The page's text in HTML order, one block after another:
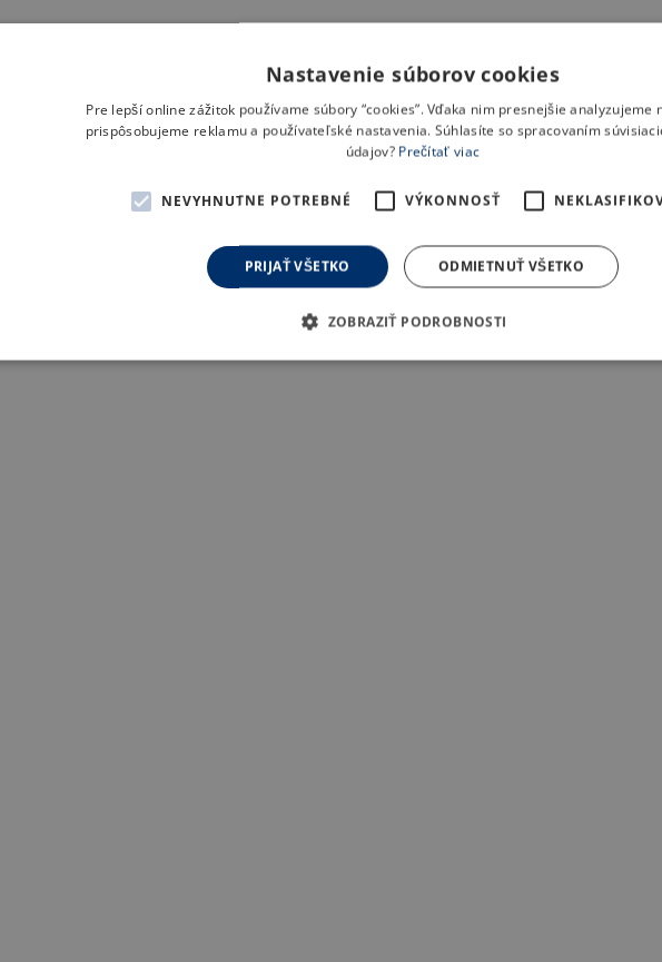
Nastavenie súborov cookies
Pre lepší online zážitok používame súbory “cookies”. Vďaka nim presnejšie analyzujeme
prispôsobujeme reklamu a používateľské nastavenia. Súhlasíte so spracovaním
údajov? Prečítať viac
NEVYHNUTNE POTREBNÉ VÝKONNOSŤ
PRIJAŤ VŠETKO ODMIETNUŤ VŠETKO
ZOBRAZIŤ PODROBNOSTI